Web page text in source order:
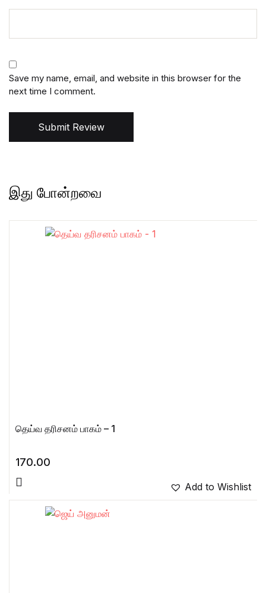
Save my name, email, and website in this browser for the
next time I comment.
Submit Review
இது போன்றவை
தெய்வ தரிசனம் பாகம் – 1
170.00
Add to Wishlist